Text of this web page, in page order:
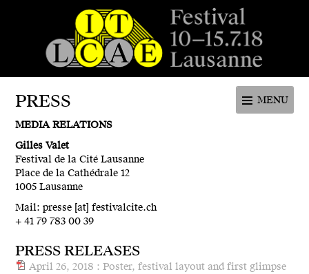
Festival de la cité de Lausanne -
du 4 au 9 juillet 2017 - 46ème
édition
MENU
PRESS
MEDIA RELATIONS
Gilles Valet
Festival de la Cité Lausanne
Place de la Cathédrale 12
1005 Lausanne
Mail: presse [at] festivalcite.ch
+ 41 79 783 00 39
PRESS RELEASES
April 26, 2018 : Poster, festival layout and first glimpse